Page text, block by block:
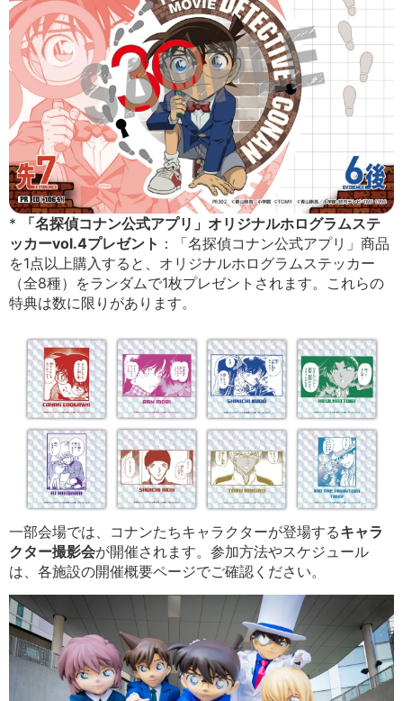
*
「名探偵コナン公式アプリ」オリジナルホログラムステ
ッカーvol.4プレゼント ：「名探偵コナン公式アプリ」商品
を1点以上購入すると、オリジナルホログラムステッカー
（全8種）をランダムで1枚プレゼントされます。これらの
特典は数に限りがあります。
一部会場では、コナンたちキャラクターが登場するキャラ
クター撮影会が開催されます。参加方法やスケジュール
は、各施設の開催概要ページでご確認ください。